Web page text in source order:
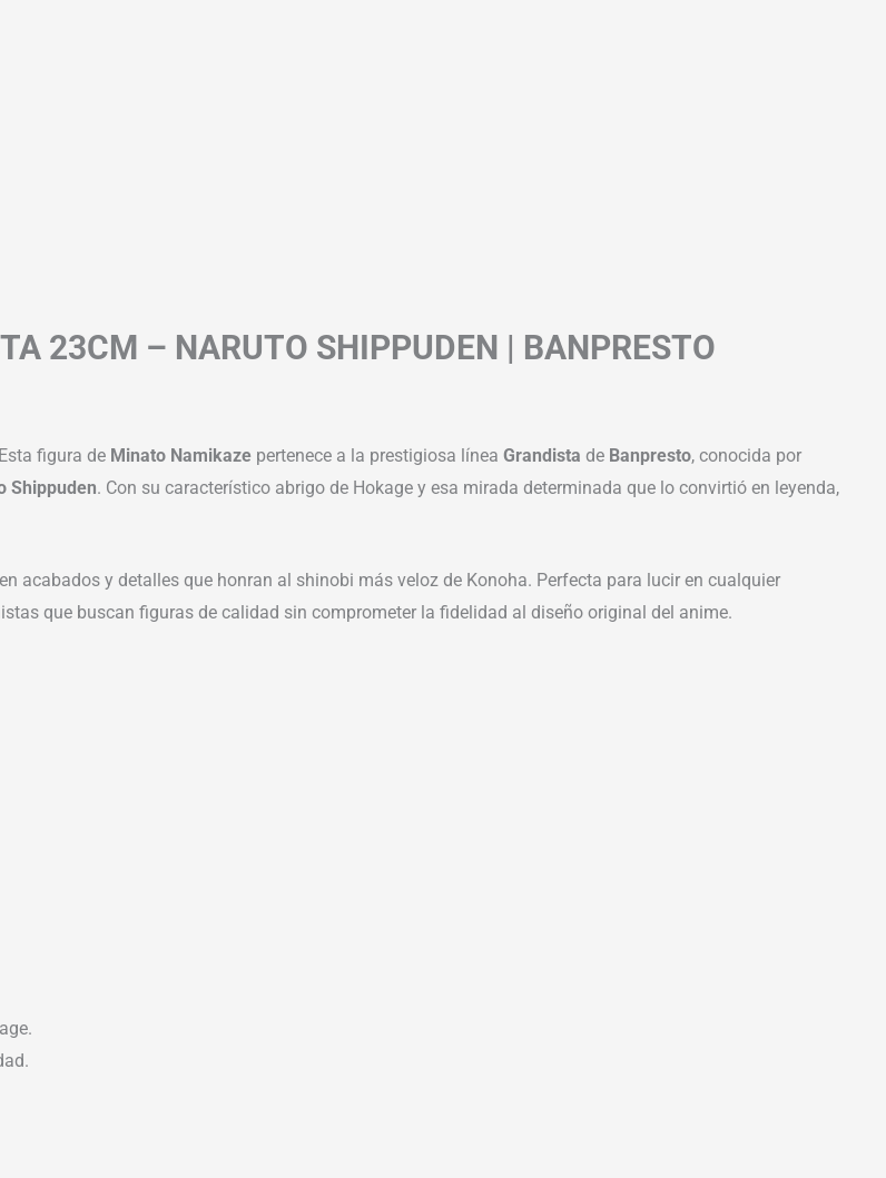
23CM – NARUTO SHIPPUDEN | BANPRESTO
figura de Minato Namikaze pertenece a la prestigiosa línea Grandista de Banpresto, conocida por
Shippuden. Con su característico abrigo de Hokage y esa mirada determinada que lo convirtió en leyenda,
acabados y detalles que honran al shinobi más veloz de Konoha. Perfecta para lucir en cualquier
que buscan figuras de calidad sin comprometer la fidelidad al diseño original del anime.